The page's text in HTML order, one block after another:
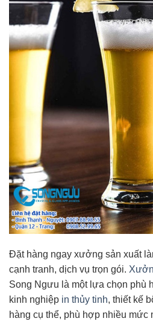
Đặt hàng ngay xưởng sản xuất
cạnh tranh, dịch vụ trọn gói.
Song Ngưu là một lựa chọn phù
kinh nghiệp in thủy tinh, thiết kế
hàng cụ thể, phù hợp nhiều mức